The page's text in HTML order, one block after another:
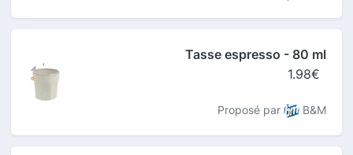
Tasse espresso - 80 ml
1.98€
Proposé par B&M